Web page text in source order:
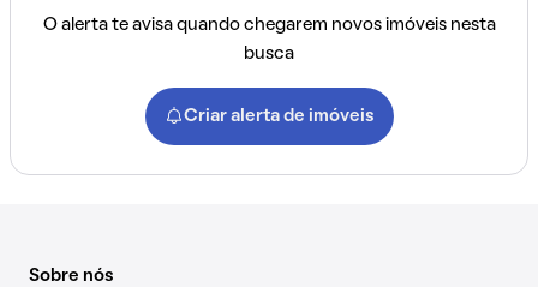
O alerta te avisa quando chegarem novos imóveis nesta
busca
Criar alerta de imóveis
Sobre nós